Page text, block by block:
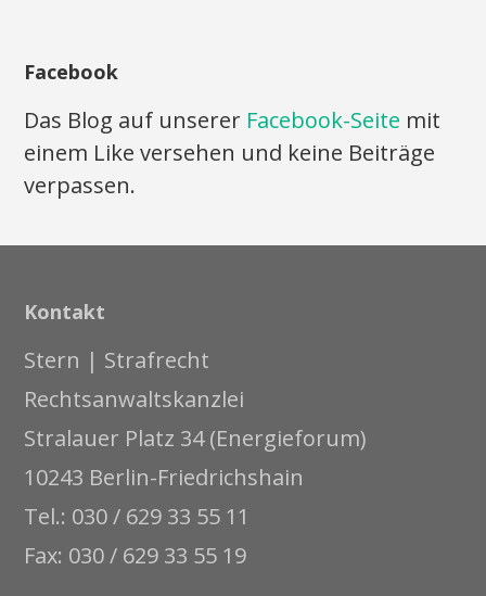
Facebook
Das Blog auf unserer Facebook-Seite mit
einem Like versehen und keine Beiträge
verpassen.
Kontakt
Stern | Strafrecht
Rechtsanwaltskanzlei
Stralauer Platz 34 (Energieforum)
10243 Berlin-Friedrichshain
Tel.: 030 / 629 33 55 11
Fax: 030 / 629 33 55 19